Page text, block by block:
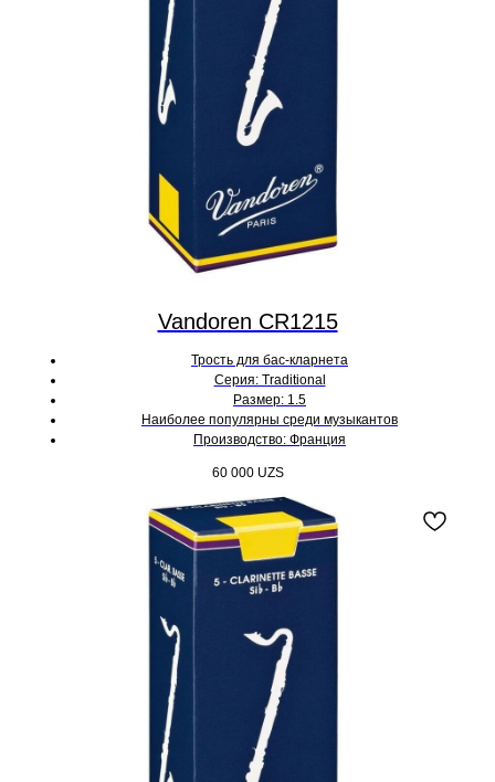
Vandoren CR1215
Трость для бас-кларнета
Серия: Traditional
Размер: 1.5
Наиболее популярны среди музыкантов
Производство: Франция
60 000 UZS